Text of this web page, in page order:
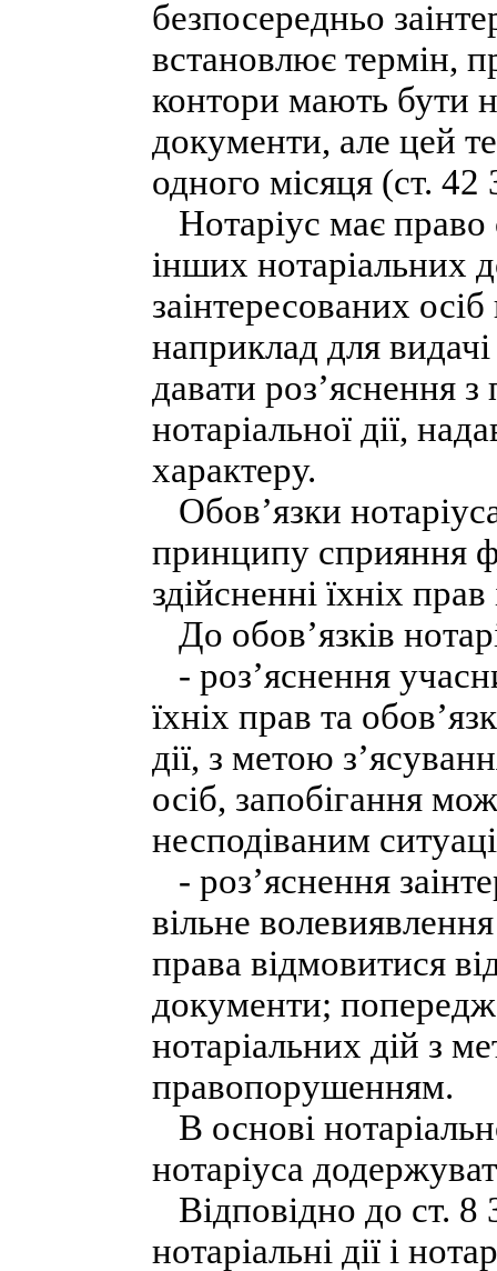
безпосередньо
встановлює термін,
контори мають бути
документи, але цей
одного місяця (ст. 42
Нотаріус має право
інших нотаріальних
заінтересованих
наприклад для
давати роз’яснення
нотаріальної дії,
характеру.
Обов’язки
принципу сприяння
здійсненні їхніх
До обов’язків
- роз’яснення
їхніх прав та
дії, з метою
осіб, запобігання
несподіваним
- роз’яснення
вільне
права відмовитися
документи;
нотаріальних дій з
правопорушенням.
В основі
нотаріуса
Відповідно до ст. 8
нотаріальні дії і